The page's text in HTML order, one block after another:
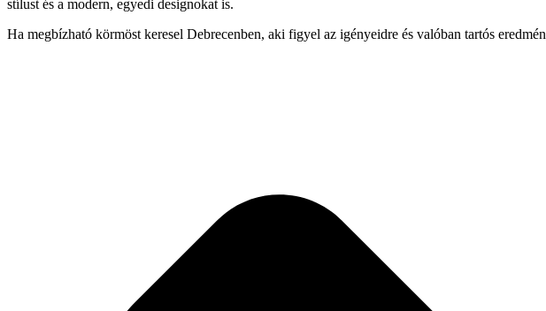
stílust és a modern, egyedi designokat is.
Ha megbízható körmöst keresel Debrecenben, aki figyel az igényeidre és valóban tartós